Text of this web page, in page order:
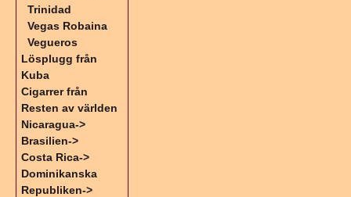
Trinidad
Vegas Robaina
Vegueros
Lösplugg från
Kuba
Cigarrer från
Resten av världen
Nicaragua->
Brasilien->
Costa Rica->
Dominikanska
Republiken->